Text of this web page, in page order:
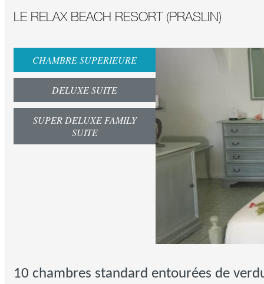
LE RELAX BEACH RESORT (PRASLIN)
CHAMBRE SUPERIEURE
DELUXE SUITE
SUPER DELUXE FAMILY
SUITE
10 chambres standard entourées de